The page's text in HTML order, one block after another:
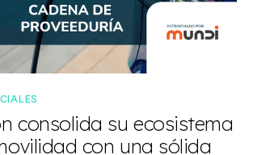
consolida su ecosistema
con una sólida